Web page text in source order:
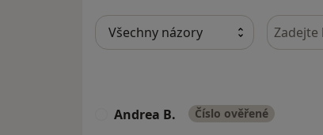
Hledejte
Andrea B. Číslo ověřené